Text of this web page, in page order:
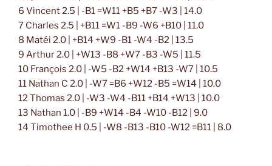
6 Vincent 2.5 | -B1 =W11 +B5 +B7 -W3 | 14.0
7 Charles 2.5 | +B11 =W1 -B9 -W6 +B10 | 11.0
8 Matéi 2.0 | +B14 +W9 -B1 -W4 -B2 | 13.5
9 Arthur 2.0 | +W13 -B8 +W7 -B3 -W5 | 11.5
10 François 2.0 | -W5 -B2 +W14 +B13 -W7 | 10.5
11 Nathan C 2.0 | -W7 =B6 +W12 -B5 =W14 | 10.0
12 Thomas 2.0 | -W3 -W4 -B11 +B14 +W13 | 10.0
13 Nathan 1.0 | -B9 +W14 -B4 -W10 -B12 | 9.0
14 Timothee H 0.5 | -W8 -B13 -B10 -W12 =B11 | 8.0